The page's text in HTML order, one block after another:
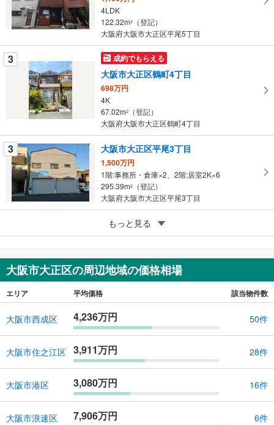
イ
ペ
ジ
に
4LDK
122.32m2
（登記）
大阪府大阪市大正区平尾5丁目
3 成約でもらえる
大阪市大正区鶴町4丁目
698万円
4K
67.02m2
（登記）
大阪府大阪市大正区鶴町4丁目
3 大阪市大正区平尾3丁目
1,500万円
1階:事務所・倉庫×2、2階:居室2K×6
295.39m2
（登記）
大阪府大阪市大正区平尾3丁目
成約でもらえる
大阪市大正区鶴町3丁目
3DK
80.46m2（登記）
もっと見る
大阪市大正区の周辺地域の価格相場
エリア 平均価格 該当物件数
大阪市西成区 4,236万円 50件
大阪市住之江区 3,911万円 28件
大阪市港区 3,080万円 16件
大阪市浪速区 7,906万円 6件